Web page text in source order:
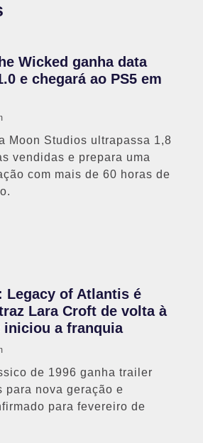
Wicked ganha data
e chegará ao PS5 em
Moon Studios ultrapassa 1,8
vendidas e prepara uma
com mais de 60 horas de
Legacy of Atlantis é
Lara Croft de volta à
iniciou a franquia
de 1996 ganha trailer
para nova geração e
para fevereiro de